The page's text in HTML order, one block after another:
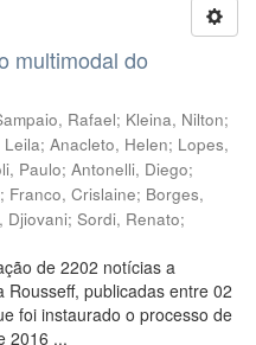
multimodal do
Rafael; Kleina, Nilton;
Leila; Anacleto, Helen; Lopes,
Paulo; Antonelli, Diego;
; Franco, Crislaine; Borges,
Djiovani; Sordi, Renato;
de 2202 notícias a
publicadas entre 02
foi instaurado o processo de
2016 ...